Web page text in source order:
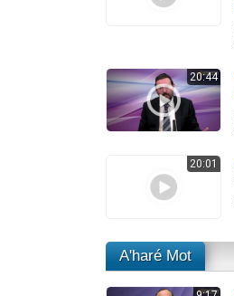
20:44
20:01
A'haré Mot